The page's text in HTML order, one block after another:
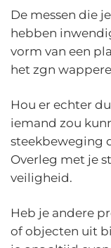
De messen die
hebben
vorm van een
het zgn
Hou er echter
iemand zou
steekbeweging
Overleg met je
veiligheid.
Heb je andere
of objecten uit